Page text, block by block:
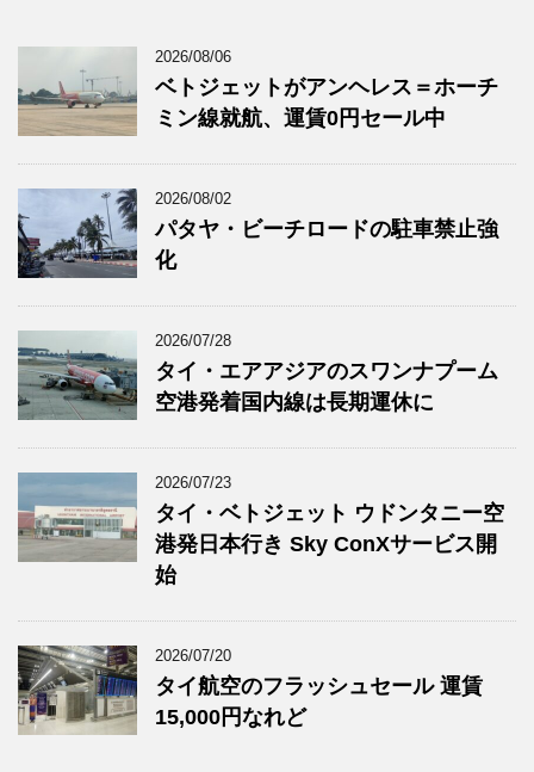
2026/08/06
ベトジェットがアンヘレス＝ホーチ
ミン線就航、運賃0円セール中
2026/08/02
パタヤ・ビーチロードの駐車禁止強
化
2026/07/28
タイ・エアアジアのスワンナプーム
空港発着国内線は長期運休に
2026/07/23
タイ・ベトジェット ウドンタニー空
港発日本行き Sky ConXサービス開
始
2026/07/20
タイ航空のフラッシュセール 運賃
15,000円なれど